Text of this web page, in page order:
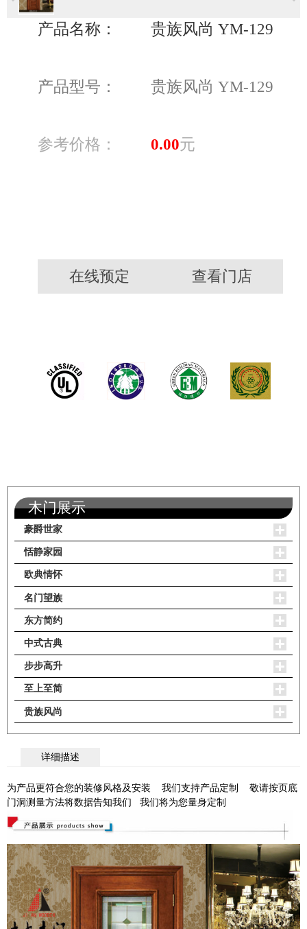
产品名称： 贵族风尚 YM-129
产品型号： 贵族风尚 YM-129
参考价格： 0.00元
在线预定 查看门店
木门展示
豪爵世家
恬静家园
欧典情怀
名门望族
东方简约
中式古典
步步高升
至上至简
贵族风尚
详细描述
为产品更符合您的装修风格及安装 我们支持产品定制 敬请按页底
门洞测量方法将数据告知我们 我们将为您量身定制